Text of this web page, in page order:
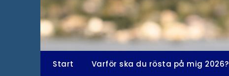
Start Varför ska du rösta på mig 2026?